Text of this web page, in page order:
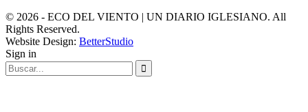
© 2026 - ECO DEL VIENTO | UN DIARIO IGLESIANO. All
Rights Reserved.
Website Design: BetterStudio
Sign in